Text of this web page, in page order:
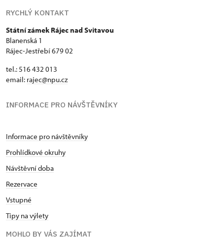
RYCHLÝ KONTAKT
Státní zámek Rájec nad Svitavou
Blanenská 1
Rájec-Jestřebí 679 02
tel.: 516 432 013
email: rajec@npu.cz
INFORMACE PRO NÁVŠTĚVNÍKY
Informace pro návštěvníky
Prohlídkové okruhy
Návštěvní doba
Rezervace
Vstupné
Tipy na výlety
MOHLO BY VÁS ZAJÍMAT